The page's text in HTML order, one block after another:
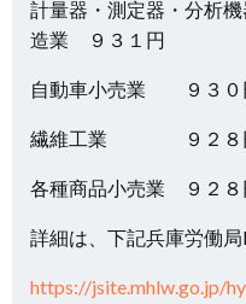
計量器・測定器・分析
造業 ９３１円
自動車小売業 ９３０
繊維工業 ９２８
各種商品小売業 ９２
詳細は、下記兵庫労働局
https://jsite.mhlw.go.jp/